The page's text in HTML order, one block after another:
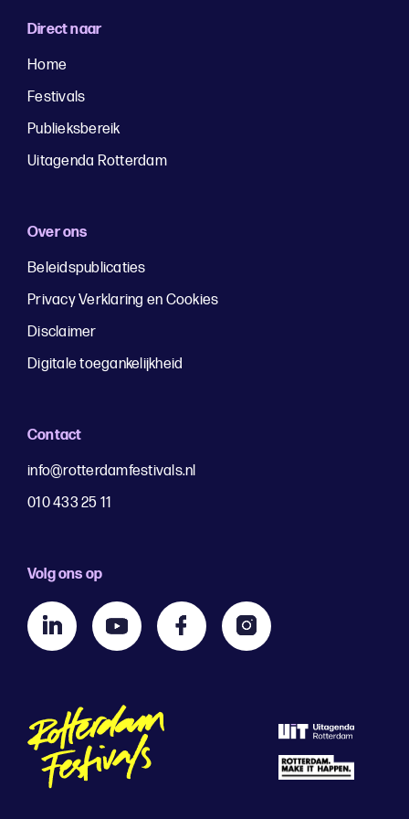
Direct naar
Home
Festivals
Publieksbereik
Uitagenda Rotterdam
Over ons
Beleidspublicaties
Privacy Verklaring en Cookies
Disclaimer
Digitale toegankelijkheid
Contact
info@rotterdamfestivals.nl
010 433 25 11
Volg ons op